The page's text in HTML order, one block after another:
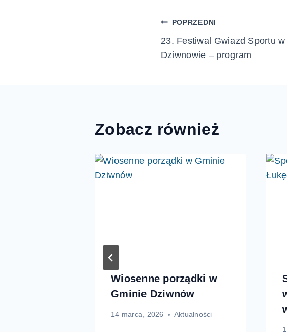
Nawigacja
wpisu
POPRZEDNI
23. Festiwal Gwiazd Sportu w
Dziwnowie – program
Zobacz również
Wiosenne porządki w
Gminie Dziwnów
14 marca, 2026 Aktualności